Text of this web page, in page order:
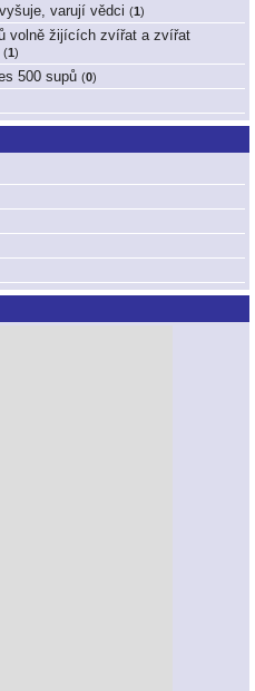
varují vědci (1)
volně žijících zvířat a zvířat
(1)
500 supů (0)